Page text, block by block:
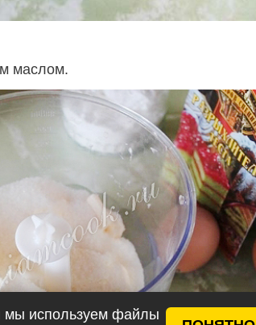
мы используем файлы
маслом.